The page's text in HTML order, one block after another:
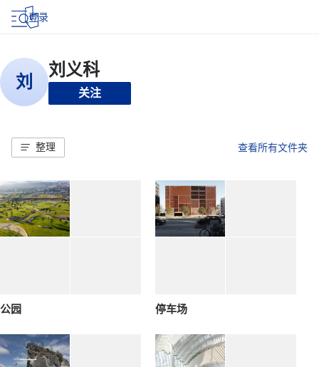
登录
关注
整理 查看所有文件夹
公园 停车场